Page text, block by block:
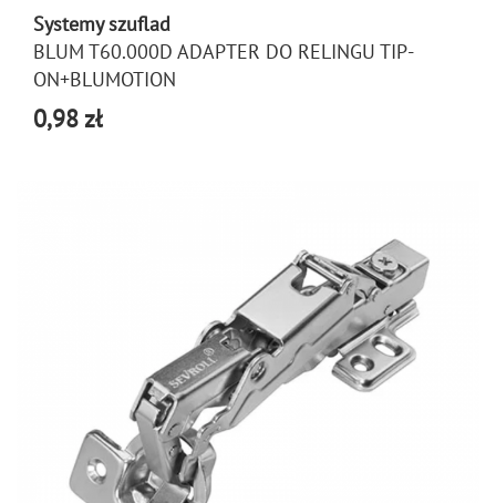
Systemy szuflad
BLUM T60.000D ADAPTER DO RELINGU TIP-
ON+BLUMOTION
0,98 zł